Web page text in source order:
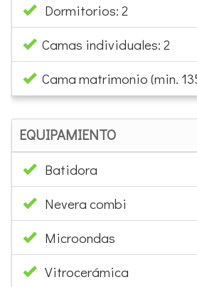
Dormitorios: 2
Camas individuales: 2
Cama matrimonio (min.
EQUIPAMIENTO
Batidora
Nevera combi
Microondas
Vitrocerámica